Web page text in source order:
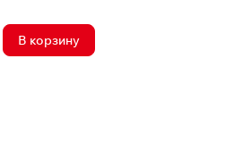
В корзину